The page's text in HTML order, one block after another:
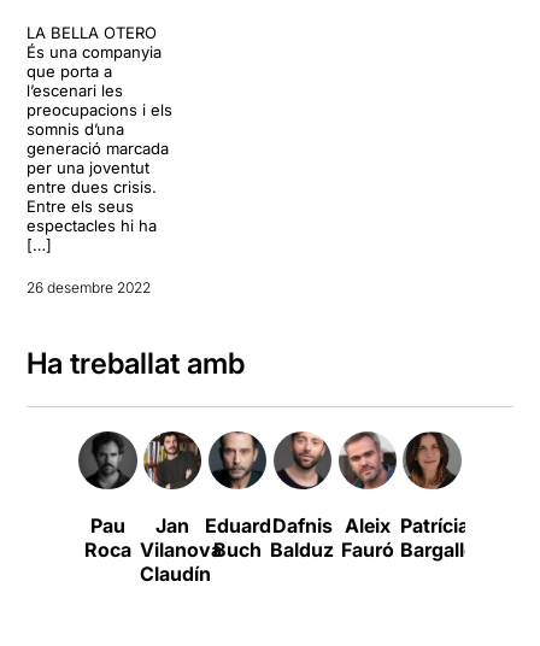
LA BELLA OTERO
És una companyia
que porta a
l’escenari les
preocupacions i els
somnis d’una
generació marcada
per una joventut
entre dues crisis.
Entre els seus
espectacles hi ha
[…]
26 desembre 2022
Ha treballat amb
Pau
Roca
Jan
Vilanova
Claudín
Eduard
Buch
Dafnis
Balduz
Aleix
Fauró
Patrícia
Bargalló